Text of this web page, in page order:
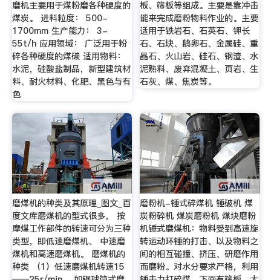
磨机主要用于煤粉磨各种硬度的
煤炭。 进料粒度： 500-
1700mm 生产能力： 3-
55t/h 应用领域： 广泛用于粉
碎各种硬度的煤碳 适用物料：
水泥，硅酸盐制品，新型建筑材
料、耐火材料、化肥、黑色与有
色
板、筛板等组成。主要是靠冲击
能来完成磨粉物料作业的。主要
适用于铁岩石、石英石、钾长
石、石块、鹅卵石、金属硅、重
晶石、火山岩、硅石、钢渣、水
泥熟料、废弃混凝土、页岩、生
石灰、煤、焦炭等。
磨煤机的种类及其原理_图文_百
度文库磨煤机的型式很多， 按
摩煤工作部件的转速可分为三种
类型，即低速磨煤机、 中速磨
煤机和高速磨煤机。 磨煤机的
种类 （1）低速磨煤机转速15
磨粉机-锤式碎煤机 锤破机 煤
炭粉碎机 煤炭磨粉机 煤块磨粉
机锤式磨煤机：物料受到高速旋
转运动环锤的打击、以及物料之
间的相互碰撞、挤压、研磨作用
而磨粉。对水分要求严格，利用